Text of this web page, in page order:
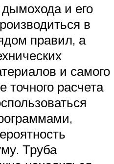
и его
в
правил, а
и самого
точного расчета
Труба